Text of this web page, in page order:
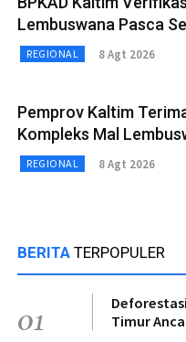
Lembuswana Pasca
REGIONAL 8 Agt 2026
Pemprov Kaltim
Kompleks Mal
REGIONAL 8 Agt 2026
BERITA TERPOPULER
01
Timur